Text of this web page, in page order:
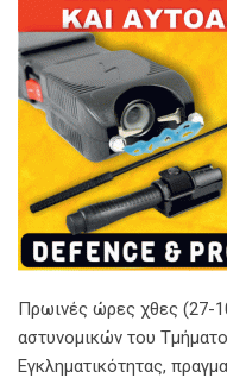
Πρωινές ώρες χθες (27-
αστυνομικών του
Εγκληματικότητας,